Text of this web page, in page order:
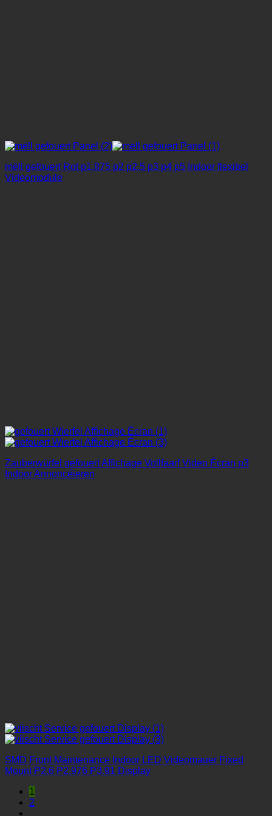
mëll gefouert Rot p1.875 p2 p2.5 p3 p4 p5 Indoor flexibel
Videomodule
Zauberwürfel gefouert Affichage Vollfaarf Video Écran p3
Indoor Annoncéieren
SMD Front Maintenance Indoor LED Videomauer Fixed
Mount P2.6 P2.976 P3.91 Display
1
2